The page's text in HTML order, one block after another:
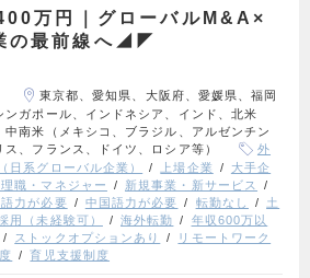
万円｜グローバルM&A×
の最前線へ◢◤
東京都、愛知県、大阪府、愛媛県、福岡
ンガポール、インドネシア、インド、北米
中南米（メキシコ、ブラジル、アルゼンチン
、フランス、ドイツ、ロシア等）
外
日系グローバル企業） 上場企業
大手企
職・マネジャー
新規事業・新サービス
力が必要 中国語力が必要 転勤なし
土
用（未経験可） 海外転勤
年収600万以
ストックオプションあり
リモートワーク
育児支援制度